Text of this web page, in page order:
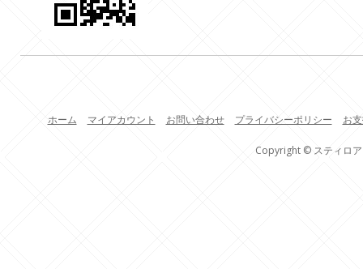
ホーム マイアカウント お問い合わせ プライバシーポリシー お
Copyright © スティロ